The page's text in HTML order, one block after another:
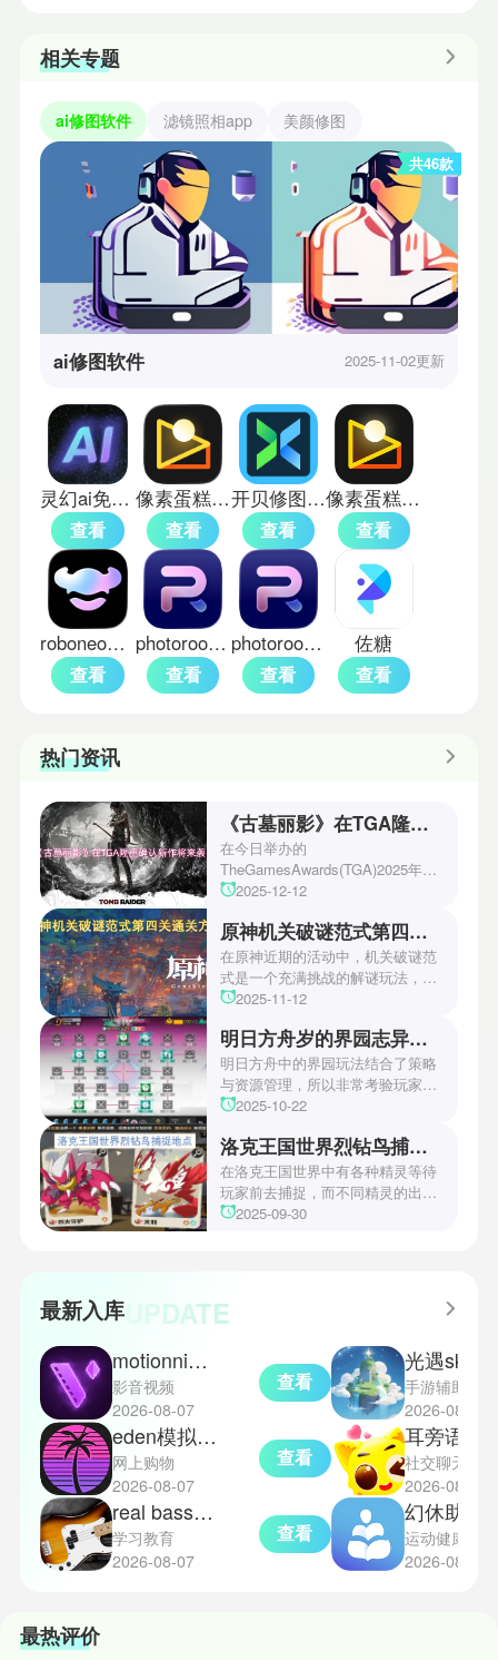
相关专题
ai修图软件 滤镜照相app 美颜修图
共46款
ai修图软件 2025-11-02更新
灵幻ai免费版
查看
像素蛋糕免费版
查看
开贝修图软件
查看
像素蛋糕ai修图
查看
roboneo美图ai助手
查看
photoroom pro中文版
查看
photoroom国内能用
查看
佐糖
查看
热门资讯
《古墓丽影》在TGA隆重确认新作将来袭！
在今日举办的
TheGamesAwards(TGA)2025年度
游戏颁奖典礼中，古墓丽影系列公
场资讯让众多玩家们都非常期待！
本次官方也宣布游戏将于2027年登
陆PS5、Xbox以及PC平台！有兴
趣的玩家们可以继续留守鲶鱼网！
2025-12-12
原神机关破谜范式第四关通关方法
在原神近期的活动中，机关破谜范
式是一个充满挑战的解谜玩法，其
中第四关是许多玩家遇到困难的地
机关破谜范式第四关通关方法，助
玩家们能够顺利通关！有兴趣的玩
家们快来一起看看吧！
2025-11-12
明日方舟岁的界园志异攻略
明日方舟中的界园玩法结合了策略
与资源管理，所以非常考验玩家的
操作和规划能力。游戏里拥有先
丰富多样的角色体系足以满足不同
战术需求。电表倒转是界园中的核
心挑战之一，玩家需合理利用通宝
和特殊钱币进行资源转换。明日方
乐趣和探索深度，丰富了玩家的游
2025-10-22
洛克王国世界烈钻鸟捕捉地点
在洛克王国世界中有各种精灵等待
玩家前去捕捉，而不同精灵的出现
地点和捕捉方式也各不相同。有少
2025-09-30
最新入库UPDATE
motionninja中文版
影音视频
2026-08-07
查看
eden模拟器正式版
网上购物
2026-08-07
查看
real bass电贝司吉他
学习教育
2026-08-07
查看
手游辅助
2026-08-07
耳旁语音
社交聊天
2026-08-07
幻休助眠
运动健康
2026-08-07
最热评价